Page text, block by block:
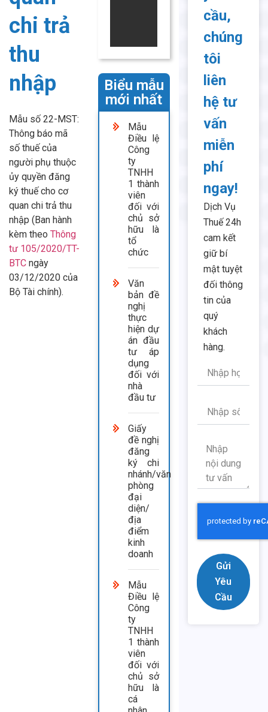
chi trả
thu
nhập
Mẫu số 22-MST:
Thông báo mã
số thuế của
người phụ thuộc
ủy quyền đăng
ký thuế cho cơ
quan chi trả thu
nhập (Ban hành
kèm theo Thông
tư 105/2020/TT-
BTC ngày
03/12/2020 của
Bộ Tài chính).
Biểu mẫu
mới nhất
Mẫu
Điều lệ
Công
ty
TNHH
1 thành
viên
đối với
chủ sở
hữu là
tổ
chức
Văn
bản đề
nghị
thực
hiện dự
án đầu
tư áp
dụng
đối với
nhà
đầu tư
Giấy
đề nghị
đăng
ký chi
nhánh/văn
phòng
đại
diện/
địa
điểm
kinh
doanh
Mẫu
Điều lệ
Công
ty
TNHH
1 thành
viên
đối với
chủ sở
hữu là
cá
cầu,
chúng
tôi
liên
hệ tư
vấn
miễn
phí
ngay!
Dịch Vụ
Thuế 24h
cam kết
giữ bí
mật tuyệt
đối thông
tin của
quý
khách
hàng.
Gửi
Yêu
Cầu